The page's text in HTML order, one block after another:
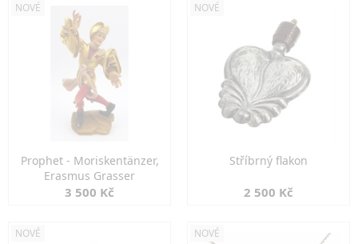
NOVÉ
Prophet - Moriskentänzer,
Erasmus Grasser
3 500 Kč
NOVÉ
Stříbrný flakon
2 500 Kč
NOVÉ NOVÉ